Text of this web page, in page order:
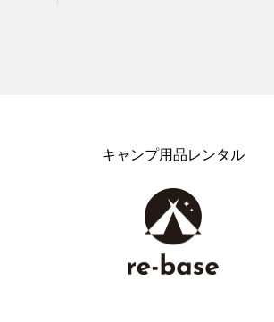
キャンプ用品レンタル